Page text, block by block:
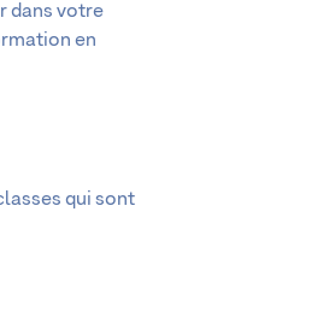
dans votre
en
qui sont